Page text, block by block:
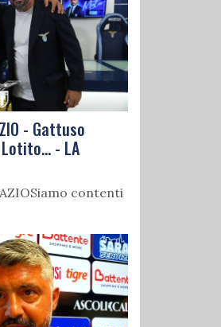
- Gattuso
- LA
contenti